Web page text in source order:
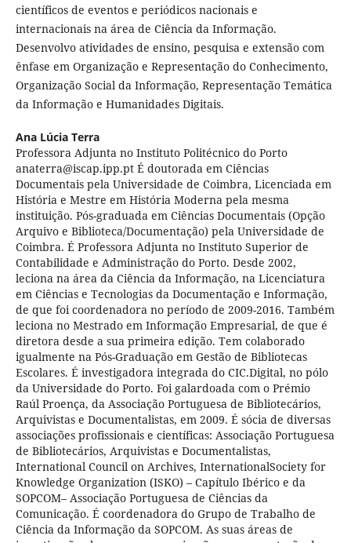
científicos de eventos e periódicos nacionais e
internacionais na área de Ciência da Informação.
Desenvolvo atividades de ensino, pesquisa e extensão com
ênfase em Organização e Representação do Conhecimento,
Organização Social da Informação, Representação Temática
da Informação e Humanidades Digitais.
Ana Lúcia Terra
Professora Adjunta no Instituto Politécnico do Porto
anaterra@iscap.ipp.pt É doutorada em Ciências
Documentais pela Universidade de Coimbra, Licenciada em
História e Mestre em História Moderna pela mesma
instituição. Pós-graduada em Ciências Documentais (Opção
Arquivo e Biblioteca/Documentação) pela Universidade de
Coimbra. É Professora Adjunta no Instituto Superior de
Contabilidade e Administração do Porto. Desde 2002,
leciona na área da Ciência da Informação, na Licenciatura
em Ciências e Tecnologias da Documentação e Informação,
de que foi coordenadora no período de 2009-2016. Também
leciona no Mestrado em Informação Empresarial, de que é
diretora desde a sua primeira edição. Tem colaborado
igualmente na Pós-Graduação em Gestão de Bibliotecas
Escolares. É investigadora integrada do CIC.Digital, no pólo
da Universidade do Porto. Foi galardoada com o Prémio
Raúl Proença, da Associação Portuguesa de Bibliotecários,
Arquivistas e Documentalistas, em 2009. É sócia de diversas
associações profissionais e científicas: Associação Portuguesa
de Bibliotecários, Arquivistas e Documentalistas,
International Council on Archives, InternationalSociety for
Knowledge Organization (ISKO) – Capítulo Ibérico e da
SOPCOM– Associação Portuguesa de Ciências da
Comunicação. É coordenadora do Grupo de Trabalho de
Ciência da Informação da SOPCOM. As suas áreas de